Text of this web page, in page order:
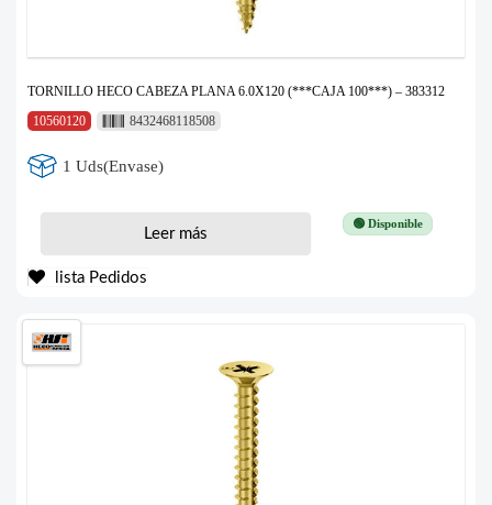
TORNILLO HECO CABEZA PLANA 6.0X120 (***CAJA 100***) – 383312
10560120
8432468118508
1 Uds(Envase)
🟢 Disponible
Leer más
lista Pedidos